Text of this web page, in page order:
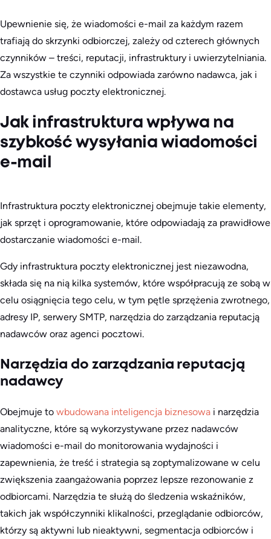
Upewnienie się, że wiadomości e-mail za każdym razem
trafiają do skrzynki odbiorczej, zależy od czterech głównych
czynników – treści, reputacji, infrastruktury i uwierzytelniania.
Za wszystkie te czynniki odpowiada zarówno nadawca, jak i
dostawca usług poczty elektronicznej.
Jak infrastruktura wpływa na
szybkość wysyłania wiadomości
e-mail
Infrastruktura poczty elektronicznej obejmuje takie elementy,
jak sprzęt i oprogramowanie, które odpowiadają za prawidłowe
dostarczanie wiadomości e-mail.
Gdy infrastruktura poczty elektronicznej jest niezawodna,
składa się na nią kilka systemów, które współpracują ze sobą w
celu osiągnięcia tego celu, w tym pętle sprzężenia zwrotnego,
adresy IP, serwery SMTP, narzędzia do zarządzania reputacją
nadawców oraz agenci pocztowi.
Narzędzia do zarządzania reputacją
nadawcy
Obejmuje to wbudowana inteligencja biznesowa i narzędzia
analityczne, które są wykorzystywane przez nadawców
wiadomości e-mail do monitorowania wydajności i
zapewnienia, że treść i strategia są zoptymalizowane w celu
zwiększenia zaangażowania poprzez lepsze rezonowanie z
odbiorcami. Narzędzia te służą do śledzenia wskaźników,
takich jak współczynniki klikalności, przeglądanie odbiorców,
którzy są aktywni lub nieaktywni, segmentacja odbiorców i